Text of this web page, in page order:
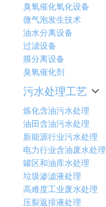
臭氧催化氧化设备
微气泡发生技术
油水分离设备
过滤设备
膜分离设备
臭氧催化剂
污水处理工艺
炼化含油污水处理
油田含油污水处理
新能源行业污水处理
电力行业含油废水处理
罐区和油库水处理
垃圾渗滤液处理
高难度工业废水处理
压裂返排液处理